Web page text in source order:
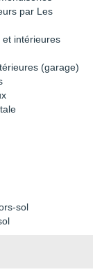
par Les
intérieures
(garage)
sol